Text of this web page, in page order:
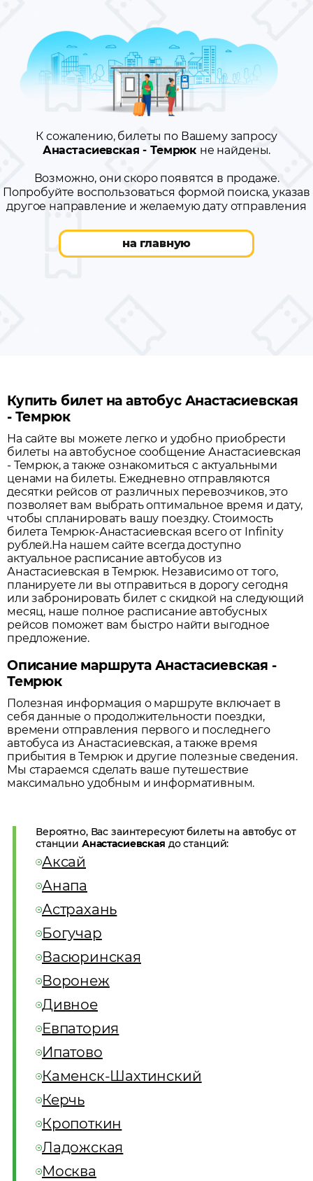
К сожалению, билеты по Вашему запросу
Анастасиевская - Темрюк не найдены.
Возможно, они скоро появятся в продаже.
Попробуйте воспользоваться формой поиска, указав
другое направление и желаемую дату отправления
на главную
Купить билет на автобус Анастасиевская
- Темрюк
На сайте вы можете легко и удобно приобрести
билеты на автобусное сообщениеАнастасиевская
- Темрюк, а также ознакомиться с актуальными
ценами на билеты. Ежедневно отправляются
десятки рейсов от различных перевозчиков, это
позволяет вам выбрать оптимальное время и дату,
чтобы спланировать вашу поездку. Стоимость
билета Темрюк-Анастасиевская всего от Infinity
рублей.На нашем сайте всегда доступно
актуальное расписание автобусов из
Анастасиевская вТемрюк. Независимо от того,
планируете ли вы отправиться в дорогу сегодня
или забронировать билет с скидкой на следующий
месяц, наше полное расписание автобусных
рейсов поможет вам быстро найти выгодное
предложение.
Описание маршрута Анастасиевская -
Темрюк
Полезная информация о маршруте включает в
себя данные о продолжительности поездки,
времени отправления первого и последнего
автобуса изАнастасиевская, а также время
прибытия вТемрюк и другие полезные сведения.
Мы стараемся сделать ваше путешествие
максимально удобным и информативным.
Вероятно, Вас заинтересуют билеты на автобус от
станции Анастасиевская до станций:
Аксай
Анапа
Астрахань
Богучар
Васюринская
Воронеж
Дивное
Евпатория
Ипатово
Каменск-Шахтинский
Керчь
Кропоткин
Ладожская
Москва